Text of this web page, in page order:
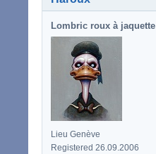
Lombric roux à jaquette
Lieu Genève
Registered 26.09.2006